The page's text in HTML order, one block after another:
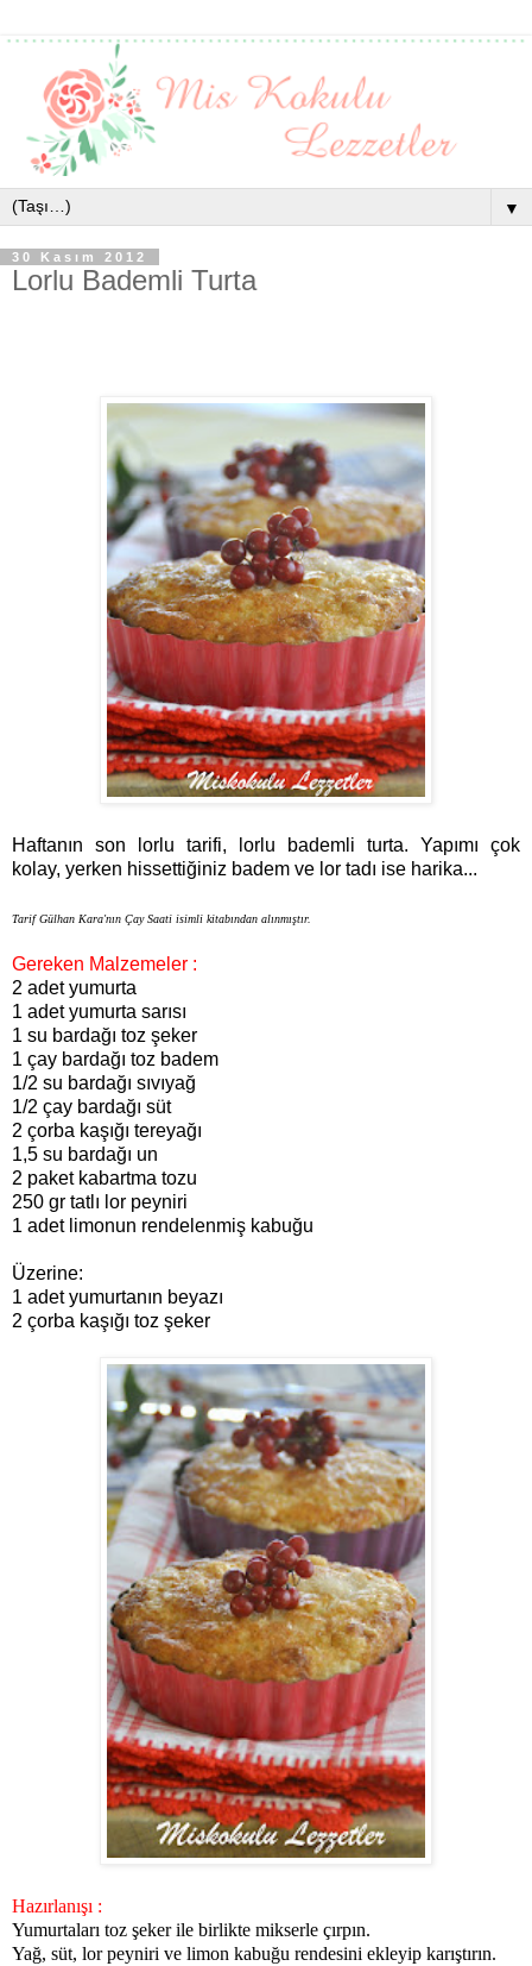
▼
30 Kasım 2012
Lorlu Bademli Turta
Haftanın son lorlu tarifi, lorlu bademli turta. Yapımı çok
kolay, yerken hissettiğiniz badem ve lor tadı ise harika...
Tarif Gülhan Kara'nın Çay Saati isimli kitabından alınmıştır.
Gereken Malzemeler :
2 adet yumurta
1 adet yumurta sarısı
1 su bardağı toz şeker
1 çay bardağı toz badem
1/2 su bardağı sıvıyağ
1/2 çay bardağı süt
2 çorba kaşığı tereyağı
1,5 su bardağı un
2 paket kabartma tozu
250 gr tatlı lor peyniri
1 adet limonun rendelenmiş kabuğu
Üzerine:
1 adet yumurtanın beyazı
2 çorba kaşığı toz şeker
Hazırlanışı :
Yumurtaları toz şeker ile birlikte mikserle çırpın.
Yağ, süt, lor peyniri ve limon kabuğu rendesini ekleyip karıştırın.